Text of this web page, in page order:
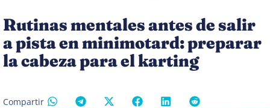
Rutinas mentales antes de salir
a pista en minimotard: preparar
la cabeza para el karting
Compartir